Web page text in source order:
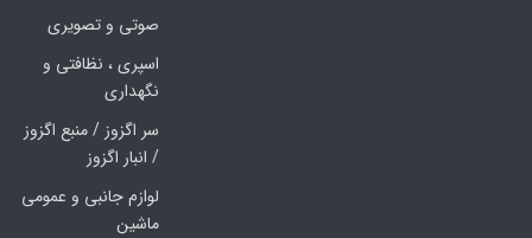
صوتی و تصویری
اسپری ، نظافتی و
نگهداری
سر اگزوز / منبع اگزوز
/ انبار اگزوز
لوازم جانبی و عمومی
ماشین